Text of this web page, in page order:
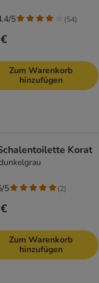
5 (54)
Zum Warenkorb
hinzufügen
Korat
5 (2)
Zum Warenkorb
hinzufügen